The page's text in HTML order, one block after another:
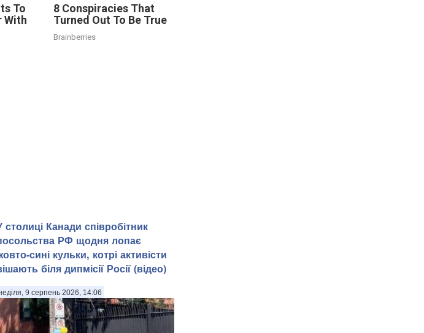
To
With
8 Conspiracies That
Turned Out To Be True
Brainberries
столиці Канади співробітник
РФ щодня лопає
сині кульки, котрі активісти
біля дипмісії Росії (відео)
9 серпень 2026, 14:06